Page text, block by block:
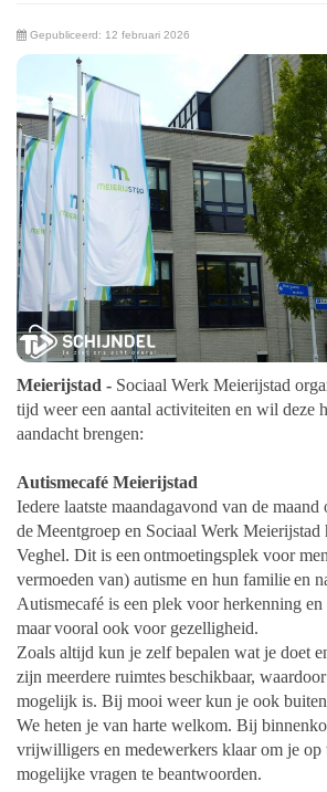
Gepubliceerd: 12 februari 2026
Meierijstad - Sociaal Werk Meierijstad
tijd weer een aantal activiteiten en wil deze
aandacht brengen:
Autismecafé Meierijstad
Iedere laatste maandagavond van de
deMeentgroep en Sociaal Werk Meierijstad
Veghel. Dit is een ontmoetingsplek voor
vermoeden van) autisme en hun familieen
Autismecafé is een plek voor herkenning en
maarvooral ook voor gezelligheid.
Zoals altijd kun je zelf bepalen wat je doet
zijn meerdere ruimtesbeschikbaar,
mogelijk is. Bij mooi weer kun je ook
We heten je van harte welkom. Bij
vrijwilligers en medewerkers klaar om je op
mogelijke vragen te beantwoorden.